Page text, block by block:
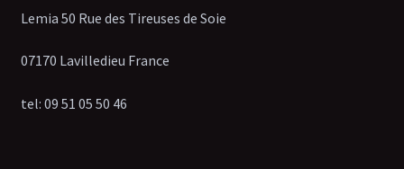
Lemia 50 Rue des Tireuses de Soie
07170 Lavilledieu France
tel: 09 51 05 50 46